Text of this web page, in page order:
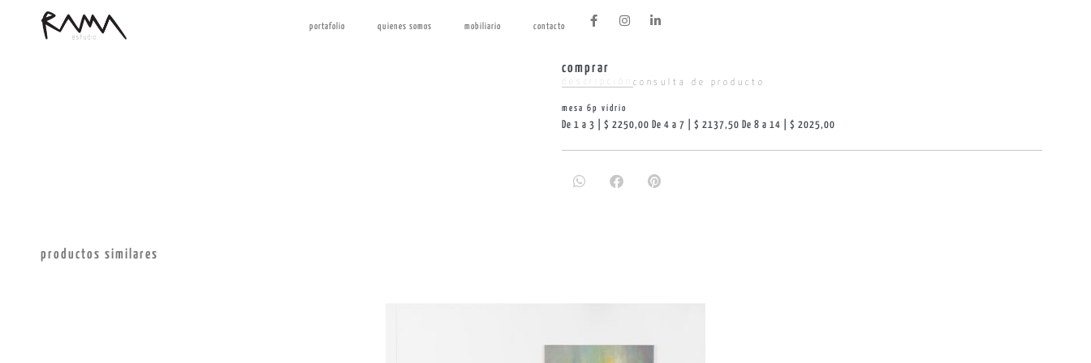
portafolio quienes somos mobiliario contacto
comprar
consulta de producto
mesa 6p vidrio
De 1 a 3 | $ 2250,00 De 4 a 7 | $ 2137,50 De 8 a 14 | $ 2025,00
productos similares